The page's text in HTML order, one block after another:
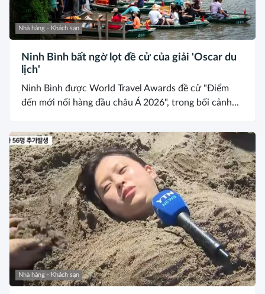
Nhà hàng - Khách sạn
Ninh Bình bất ngờ lọt đề cử của giải 'Oscar du
lịch'
Ninh Bình được World Travel Awards đề cử "Điểm
đến mới nổi hàng đầu châu Á 2026", trong bối cảnh...
Nhà hàng - Khách sạn